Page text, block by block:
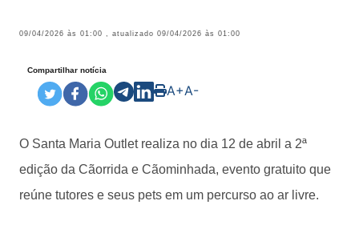
09/04/2026 às 01:00 , atualizado 09/04/2026 às 01:00
Compartilhar notícia
A+A-
O Santa Maria Outlet realiza no dia 12 de abril a 2ª
edição da Cãorrida e Cãominhada, evento gratuito que
reúne tutores e seus pets em um percurso ao ar livre.